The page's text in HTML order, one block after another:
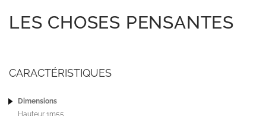
LES CHOSES PENSANTES
CARACTÉRISTIQUES
Dimensions
Hauteur 1m55